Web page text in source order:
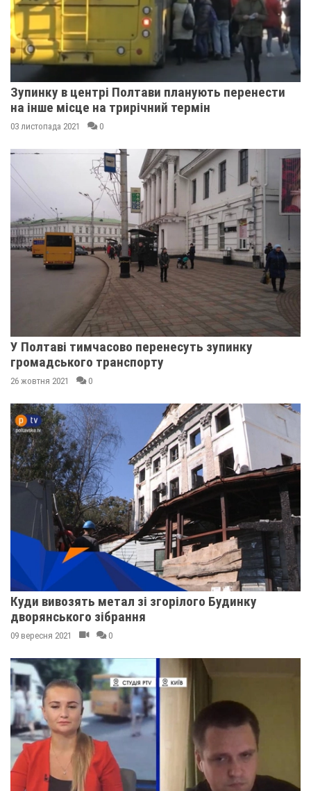
Зупинку в центрі Полтави планують перенести
на інше місце на трирічний термін
03 листопада 2021 0
У Полтаві тимчасово перенесуть зупинку
громадського транспорту
26 жовтня 2021 0
Куди вивозять метал зі згорілого Будинку
дворянського зібрання
09 вересня 2021 0